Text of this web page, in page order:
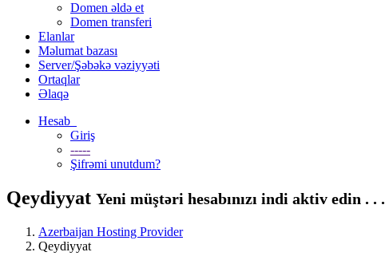
Domen əldə et
Domen transferi
Elanlar
Məlumat bazası
Server/Şəbəkə vəziyyəti
Ortaqlar
Əlaqə
Hesab
Giriş
-----
Şifrəmi unutdum?
Qeydiyyat Yeni müştəri hesabınızı indi aktiv edin . . .
Azerbaijan Hosting Provider
Qeydiyyat